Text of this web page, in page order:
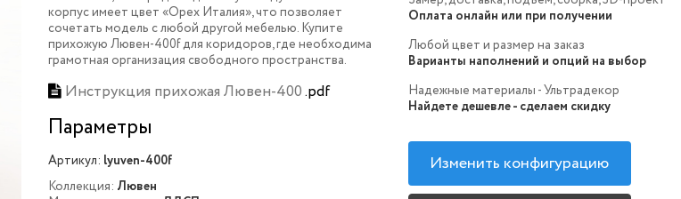
корпус имеет цвет «Орех Италия», что позволяет
сочетать модель с любой другой мебелью. Купите
прихожую Лювен-400f для коридоров, где необходима
грамотная организация свободного пространства.
Инструкция прихожая Лювен-400.pdf
Параметры
Артикул: lyuven-400f
Коллекция: Лювен
Оплата онлайн или при получении
Любой цвет и размер на заказ
Варианты наполнений и опций на выбор
Надежные материалы - Ультрадекор
Найдете дешевле - сделаем скидку
Изменить конфигурацию